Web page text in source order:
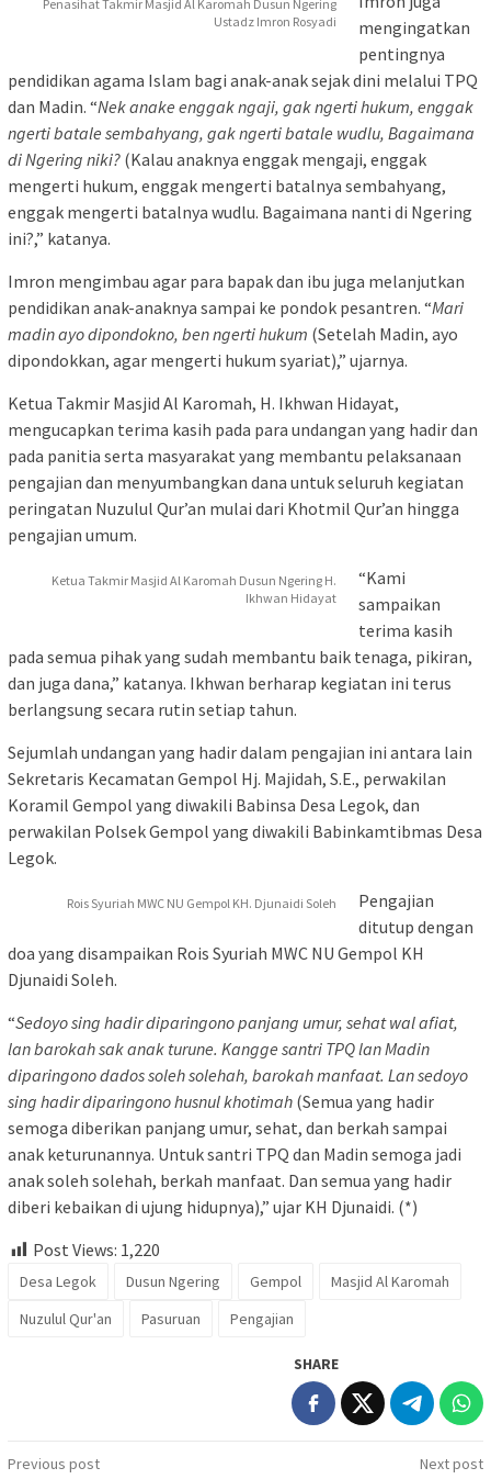
Penasihat Takmir Masjid Al Karomah Dusun Ngering
Ustadz Imron Rosyadi
mengingatkan
pentingnya
pendidikan agama Islam bagi anak-anak sejak dini melalui TPQ
dan Madin. “Nek anake enggak ngaji, gak ngerti hukum, enggak
ngerti batale sembahyang, gak ngerti batale wudlu, Bagaimana
di Ngering niki? (Kalau anaknya enggak mengaji, enggak
mengerti hukum, enggak mengerti batalnya sembahyang,
enggak mengerti batalnya wudlu. Bagaimana nanti di Ngering
ini?,” katanya.
Imron mengimbau agar para bapak dan ibu juga melanjutkan
pendidikan anak-anaknya sampai ke pondok pesantren. “Mari
madin ayo dipondokno, ben ngerti hukum (Setelah Madin, ayo
dipondokkan, agar mengerti hukum syariat),” ujarnya.
Ketua Takmir Masjid Al Karomah, H. Ikhwan Hidayat,
mengucapkan terima kasih pada para undangan yang hadir dan
pada panitia serta masyarakat yang membantu pelaksanaan
pengajian dan menyumbangkan dana untuk seluruh kegiatan
peringatan Nuzulul Qur’an mulai dari Khotmil Qur’an hingga
pengajian umum.
Ketua Takmir Masjid Al Karomah Dusun Ngering H.
Ikhwan Hidayat
“Kami
sampaikan
terima kasih
pada semua pihak yang sudah membantu baik tenaga, pikiran,
dan juga dana,” katanya. Ikhwan berharap kegiatan ini terus
berlangsung secara rutin setiap tahun.
Sejumlah undangan yang hadir dalam pengajian ini antara lain
Sekretaris Kecamatan Gempol Hj. Majidah, S.E., perwakilan
Koramil Gempol yang diwakili Babinsa Desa Legok, dan
perwakilan Polsek Gempol yang diwakili Babinkamtibmas Desa
Legok.
Rois Syuriah MWC NU Gempol KH. Djunaidi Soleh
Pengajian
ditutup dengan
doa yang disampaikan Rois Syuriah MWC NU Gempol KH
Djunaidi Soleh.
“Sedoyo sing hadir diparingono panjang umur, sehat wal afiat,
lan barokah sak anak turune. Kangge santri TPQ lan Madin
diparingono dados soleh solehah, barokah manfaat. Lan sedoyo
sing hadir diparingono husnul khotimah (Semua yang hadir
semoga diberikan panjang umur, sehat, dan berkah sampai
anak keturunannya. Untuk santri TPQ dan Madin semoga jadi
anak soleh solehah, berkah manfaat. Dan semua yang hadir
diberi kebaikan di ujung hidupnya),” ujar KH Djunaidi. (*)
Post Views: 1,220
Desa Legok Dusun Ngering Gempol
Masjid Al Karomah
Nuzulul Qur'an
Pasuruan Pengajian
SHARE
Post
Previous post
Next post